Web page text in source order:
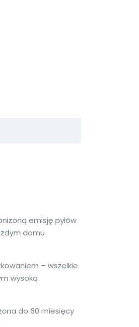
emisję pyłów
domu
– wszelkie
wysoką
do 60 miesięcy